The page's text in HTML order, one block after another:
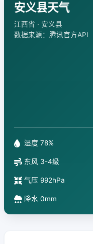
安义县天气
江西省 · 安义县
数据来源：腾讯官方API
湿度 78%
东风 3-4级
气压 992hPa
降水 0mm